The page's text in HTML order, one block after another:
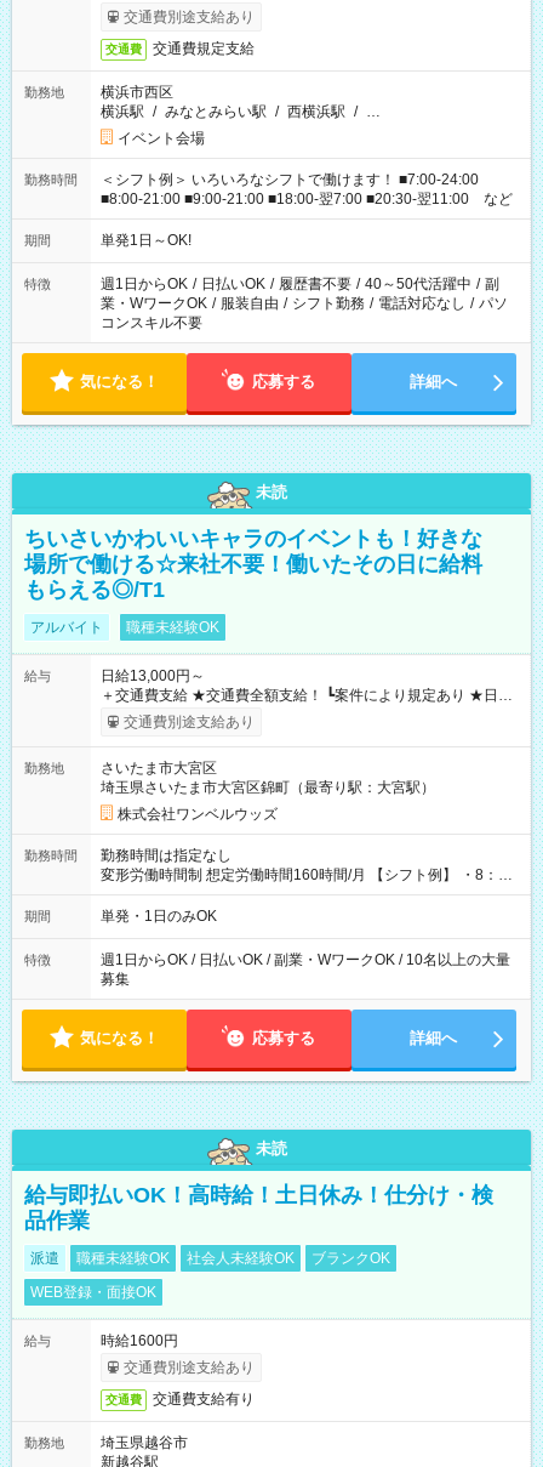
交通費別途支給あり
交通費 交通費規定支給
勤務地
横浜市西区
横浜駅 / みなとみらい駅 / 西横浜駅 / …
イベント会場
勤務時間
＜シフト例＞ いろいろなシフトで働けます！ ■7:00-24:00
■8:00-21:00 ■9:00-21:00 ■18:00-翌7:00 ■20:30-翌11:00 など
期間 単発1日～OK!
特徴 週1日からOK / 日払いOK / 履歴書不要 / 40～50代活躍中 / 副
業・WワークOK / 服装自由 / シフト勤務 / 電話対応なし / パソ
コンスキル不要
気になる！ 応募する 詳細へ
未読
ちいさいかわいいキャラのイベントも！好きな
場所で働ける☆来社不要！働いたその日に給料
もらえる◎/T1
アルバイト 職種未経験OK
給与
日給13,000円～
＋交通費支給 ★交通費全額支給！ ┗案件により規定あり ★日払
いOK！（規定あり） ┗働いたその日に現金GET♪ お仕事後はコ
ンビニATMから 日払い分を引き落とせます！ 【試用期間】試
交通費別途支給あり
勤務地
さいたま市大宮区
埼玉県さいたま市大宮区錦町（最寄り駅：大宮駅）
株式会社ワンベルウッズ
勤務時間
勤務時間は指定なし
変形労働時間制 想定労働時間160時間/月 【シフト例】 ・8：00
～21：00
期間 単発・1日のみOK
特徴
週1日からOK / 日払いOK / 副業・WワークOK / 10名以上の大量
募集
気になる！ 応募する 詳細へ
未読
給与即払いOK！高時給！土日休み！仕分け・検
品作業
派遣 職種未経験OK 社会人未経験OK
ブランクOK
WEB登録・面接OK
給与
時給1600円
交通費別途支給あり
交通費 交通費支給有り
勤務地
埼玉県越谷市
新越谷駅